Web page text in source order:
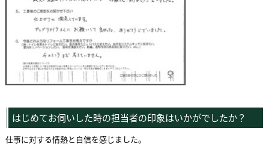
はじめてお伺いした時の担当者の印象はいかがでしたか？
仕事に対する情熱と自信を感じました。